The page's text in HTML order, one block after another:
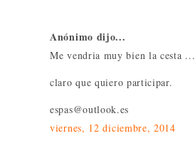
Anónimo dijo...
Me vendria muy bien la cesta ...
claro que quiero participar.
espas@outlook.es
viernes, 12 diciembre, 2014